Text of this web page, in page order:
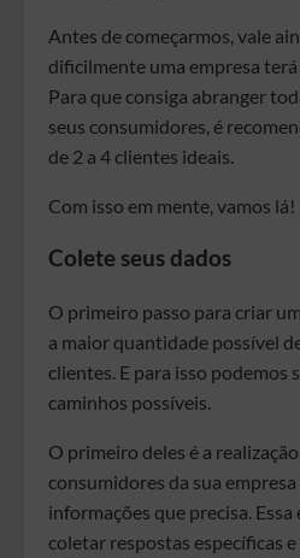
Antes de começarmos, vale
dificilmente uma empresa
Para que consiga abranger
seus consumidores, é
de 2 a 4 clientes ideais.
Com isso em mente, vamos lá!
Colete seus dados
O primeiro passo para criar
a maior quantidade possível
clientes. E para isso podemos
caminhos possíveis.
O primeiro deles é a
consumidores da sua
informações que precisa.
coletar respostas específicas